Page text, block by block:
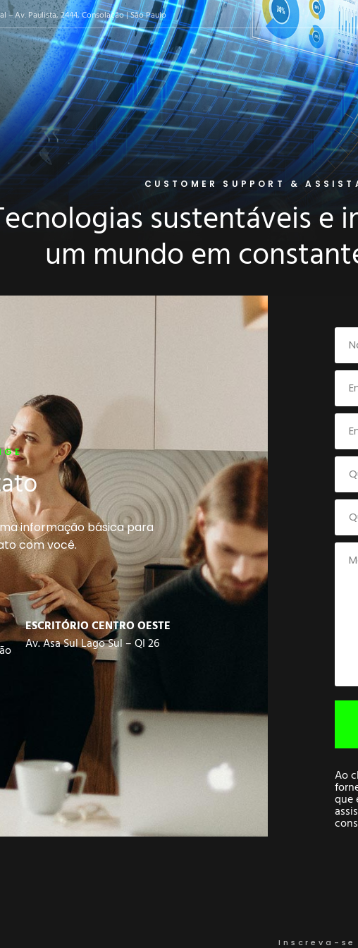
– Av. Paulista, 2444, Consolação | São Paulo
CUSTOMER SUPPORT &
sustentáveis e
um mundo em
informação básica para
com você.
ESCRITÓRIO CENTRO OESTE
Av.Asa Sul Lago Sul – QI 26
Ao
que
Inscreva-se